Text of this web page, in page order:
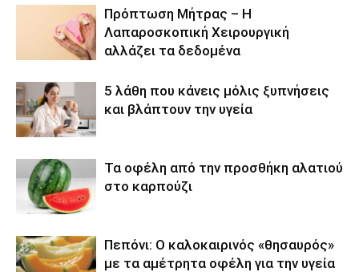
Πρόπτωση Μήτρας – Η
Λαπαροσκοπική Χειρουργική
αλλάζει τα δεδομένα
5 λάθη που κάνεις μόλις ξυπνήσεις
και βλάπτουν την υγεία
Τα οφέλη από την προσθήκη αλατιού
στο καρπούζι
Πεπόνι: Ο καλοκαιρινός «θησαυρός»
με τα αμέτρητα οφέλη για την υγεία